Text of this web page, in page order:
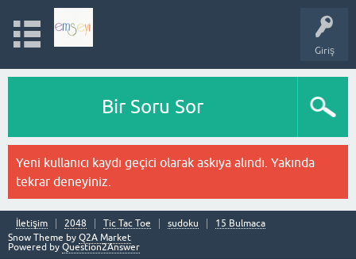
Giriş
Bir Soru Sor
Yeni kullanıcı kaydı geçici olarak askıya alındı. Yakında
tekrar deneyiniz.
İletişim 2048 Tic Tac Toe sudoku
15 Bulmaca
Snow Theme by Q2A Market
Powered by Question2Answer